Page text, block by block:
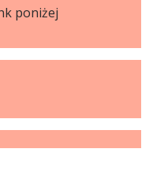
poniżej